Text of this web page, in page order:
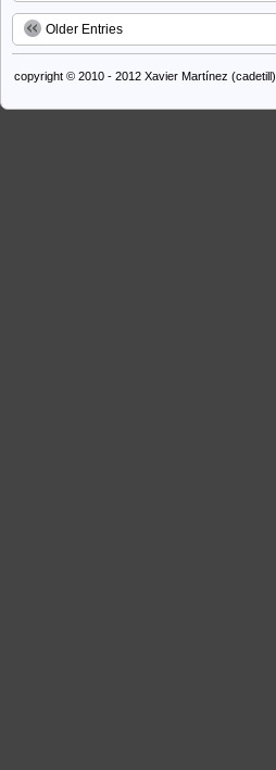
Older Entries
copyright © 2010 - 2012 Xavier Martínez (cadetill)